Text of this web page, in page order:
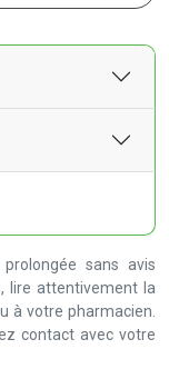
sans avis
lire attentivement la
à votre pharmacien.
contact avec votre